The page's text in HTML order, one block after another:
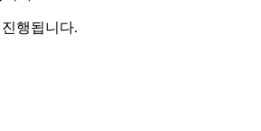
행됩니다.